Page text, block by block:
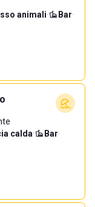
animali· Bar·
calda· Bar·